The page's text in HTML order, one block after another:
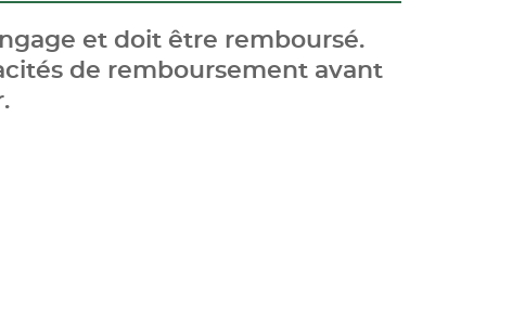
et doit être remboursé.
de remboursement avant